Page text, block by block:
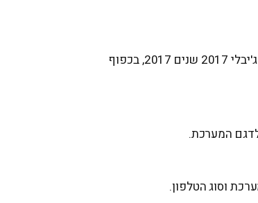
כן, המערכת מיועדת ל-Maserati מזראטי ג'יבלי 2017 שנים 2017, בכפוף